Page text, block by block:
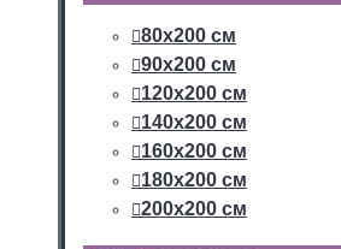
80х200 см
90х200 см
120х200 см
140х200 см
160х200 см
180х200 см
200х200 см